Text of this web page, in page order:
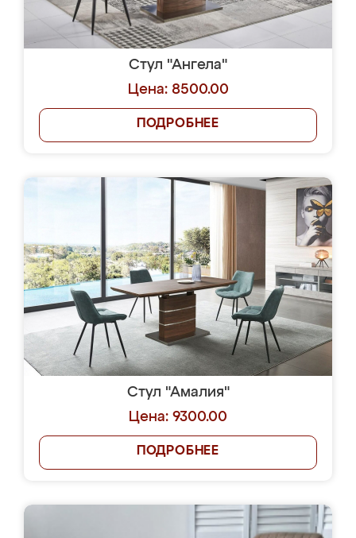
Стул "Ангела"
Цена: 8500.00
ПОДРОБНЕЕ
Стул "Амалия"
Цена: 9300.00
ПОДРОБНЕЕ